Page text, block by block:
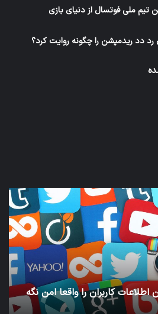
تیم ملی فوتسال از دنیای بازی
رد دد ریدمپشن را چگونه روایت کرد؟
اطلاعات کاربران را واقعا امن نگه
اپل